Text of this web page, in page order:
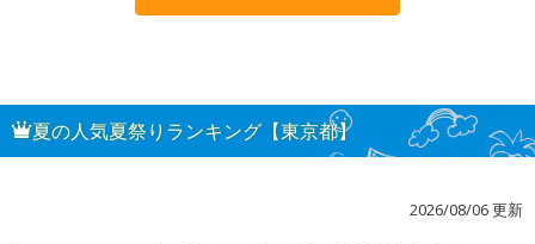
夏の人気夏祭りランキング【東京都】
2026/08/06 更新